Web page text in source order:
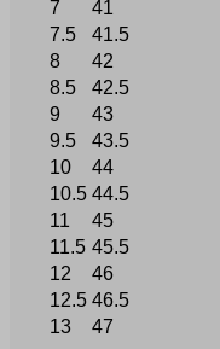
7
41
7.5
41.5
8
42
8.5
42.5
9
43
9.5
43.5
10
44
10.5 44.5
11
45
11.5 45.5
12
46
12.5 46.5
13
47